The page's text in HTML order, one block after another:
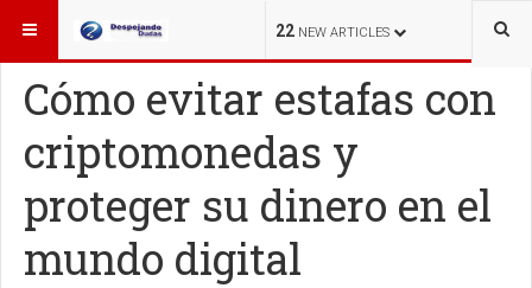
22 NEW ARTICLES
ESTÁ AQUÍ: TECNOLOGÍA
Cómo evitar estafas con
criptomonedas y
proteger su dinero en el
mundo digital